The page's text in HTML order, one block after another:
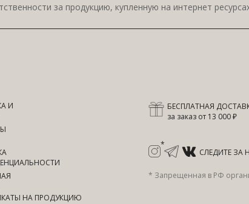
за продукцию, купленную на интернет
И
НА ПРОДУКЦИЮ
БЕСПЛАТНАЯ
за заказ от 13 000 ₽
СЛЕДИТЕ ЗА
* Запрещенная в РФ
*